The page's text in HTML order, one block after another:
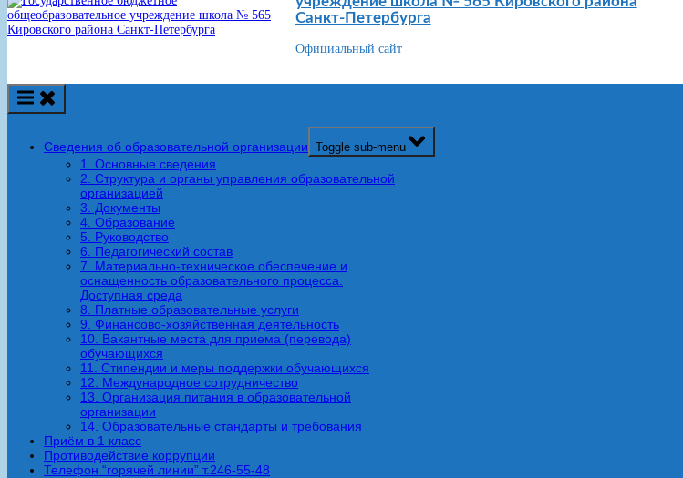
Санкт-Петербурга
Официальный сайт
Сведения об образовательной организации Toggle sub-menu
1. Основные сведения
2. Структура и органы управления образовательной
организацией
3. Документы
4. Образование
5. Руководство
6. Педагогический состав
7. Материально-техническое обеспечение и
оснащенность образовательного процесса.
Доступная среда
8. Платные образовательные услуги
9. Финансово-хозяйственная деятельность
10. Вакантные места для приема (перевода)
обучающихся
11. Стипендии и меры поддержки обучающихся
12. Международное сотрудничество
13. Организация питания в образовательной
организации
14. Образовательные стандарты и требования
Приём в 1 класс
Противодействие коррупции
Телефон “горячей линии” т.246-55-48